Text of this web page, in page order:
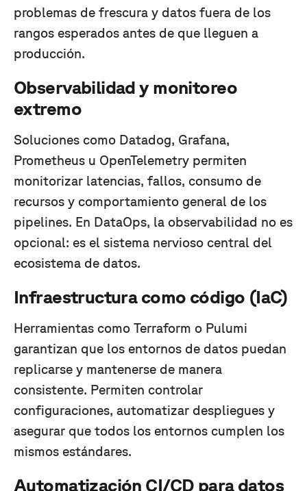
problemas de frescura y datos fuera de los
rangos esperados antes de que lleguen a
producción.
Observabilidad y monitoreo
extremo
Soluciones como Datadog, Grafana,
Prometheus u OpenTelemetry permiten
monitorizar latencias, fallos, consumo de
recursos y comportamiento general de los
pipelines. En DataOps, la observabilidad no es
opcional: es el sistema nervioso central del
ecosistema de datos.
Infraestructura como código (IaC)
Herramientas como Terraform o Pulumi
garantizan que los entornos de datos puedan
replicarse y mantenerse de manera
consistente. Permiten controlar
configuraciones, automatizar despliegues y
asegurar que todos los entornos cumplen los
mismos estándares.
Automatización CI/CD para datos